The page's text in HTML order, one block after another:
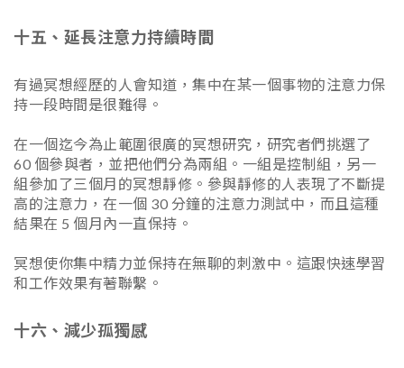
十五、延長注意力持續時間
有過冥想經歷的人會知道，集中在某一個事物的注意力保
持一段時間是很難得。
在一個迄今為止範圍很廣的冥想研究，研究者們挑選了
60 個參與者，並把他們分為兩組。一組是控制組，另一
組參加了三個月的冥想靜修。參與靜修的人表現了不斷提
高的注意力，在一個 30 分鐘的注意力測試中，而且這種
結果在 5 個月內一直保持。
冥想使你集中精力並保持在無聊的刺激中。這跟快速學習
和工作效果有著聯繫。
十六、減少孤獨感